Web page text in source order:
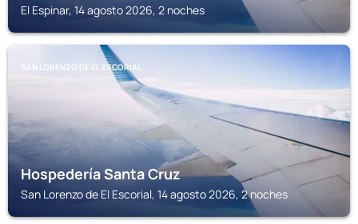
El Espinar, 14 agosto 2026, 2 noches
SAN LORENZO DE EL ESCORIAL
Hospedería Santa Cruz
San Lorenzo de El Escorial, 14 agosto 2026, 2 noches